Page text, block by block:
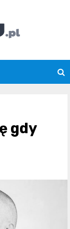
gdy